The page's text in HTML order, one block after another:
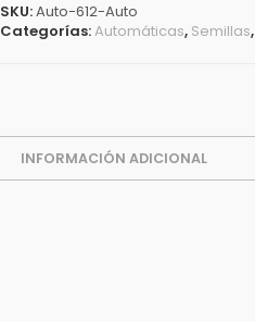
SKU:Auto-612-Auto
Categorías:Automáticas, Semillas,
INFORMACIÓN ADICIONAL